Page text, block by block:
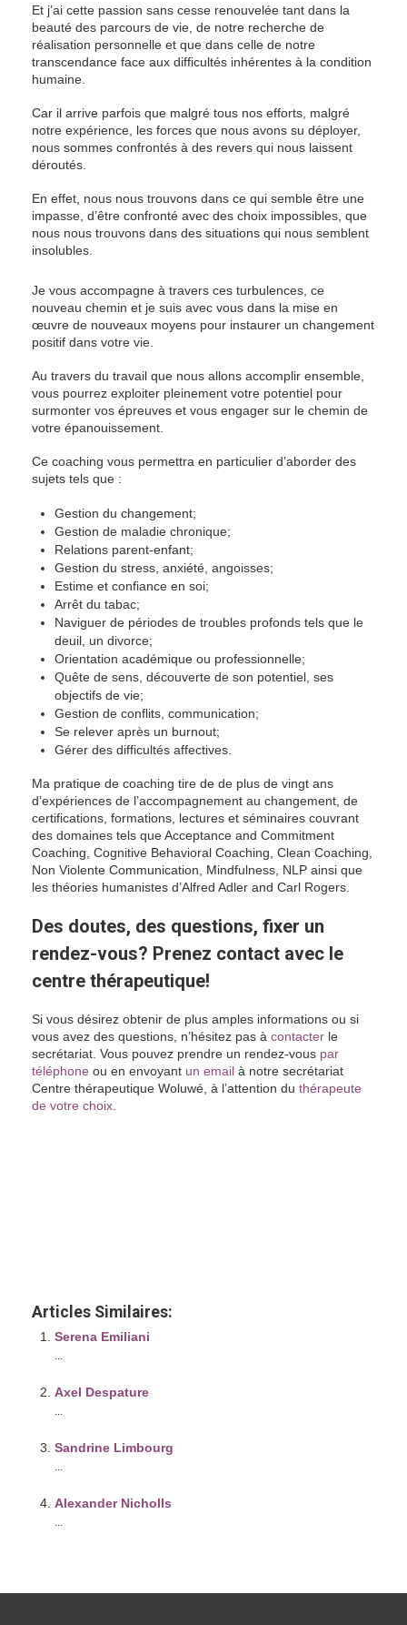
Et j’ai cette passion sans cesse renouvelée tant dans la
beauté des parcours de vie, de notre recherche de
réalisation personnelle et que dans celle de notre
transcendance face aux difficultés inhérentes à la condition
humaine.
Car il arrive parfois que malgré tous nos efforts, malgré
notre expérience, les forces que nous avons su déployer,
nous sommes confrontés à des revers qui nous laissent
déroutés.
En effet, nous nous trouvons dans ce qui semble être une
impasse, d’être confronté avec des choix impossibles, que
nous nous trouvons dans des situations qui nous semblent
insolubles.
Je vous accompagne à travers ces turbulences, ce
nouveau chemin et je suis avec vous dans la mise en
œuvre de nouveaux moyens pour instaurer un changement
positif dans votre vie.
Au travers du travail que nous allons accomplir ensemble,
vous pourrez exploiter pleinement votre potentiel pour
surmonter vos épreuves et vous engager sur le chemin de
votre épanouissement.
Ce coaching vous permettra en particulier d’aborder des
sujets tels que :
Gestion du changement;
Gestion de maladie chronique;
Relations parent-enfant;
Gestion du stress, anxiété, angoisses;
Estime et confiance en soi;
Arrêt du tabac;
Naviguer de périodes de troubles profonds tels que le
deuil, un divorce;
Orientation académique ou professionnelle;
Quête de sens, découverte de son potentiel, ses
objectifs de vie;
Gestion de conflits, communication;
Se relever après un burnout;
Gérer des difficultés affectives.
Ma pratique de coaching tire de de plus de vingt ans
d’expériences de l’accompagnement au changement, de
certifications, formations, lectures et séminaires couvrant
des domaines tels que Acceptance and Commitment
Coaching, Cognitive Behavioral Coaching, Clean Coaching,
Non Violente Communication, Mindfulness, NLP ainsi que
les théories humanistes d’Alfred Adler and Carl Rogers.
Des doutes, des questions, fixer un
rendez-vous? Prenez contact avec le
centre thérapeutique!
Si vous désirez obtenir de plus amples informations ou si
vous avez des questions, n’hésitez pas à contacter le
secrétariat. Vous pouvez prendre un rendez-vous par
téléphone ou en envoyant un email à notre secrétariat
Centre thérapeutique Woluwé, à l’attention du thérapeute
de votre choix
Articles Similaires:
Serena Emiliani
...
Axel Despature
...
Sandrine Limbourg
...
Alexander Nicholls
...